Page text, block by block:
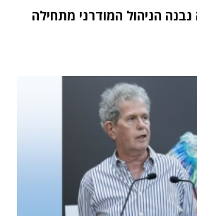
הניהול המודרני מתחילה